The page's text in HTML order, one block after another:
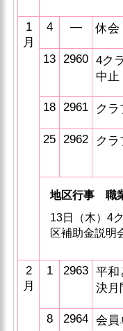
1
月
4 ― 休会
13 2960 4ク
中止
18 2961 クラ
25 2962 ク
地区行事 職
13日（木）4
区補助金説明
2
月
1 2963 平和
決月
8 2964 会員